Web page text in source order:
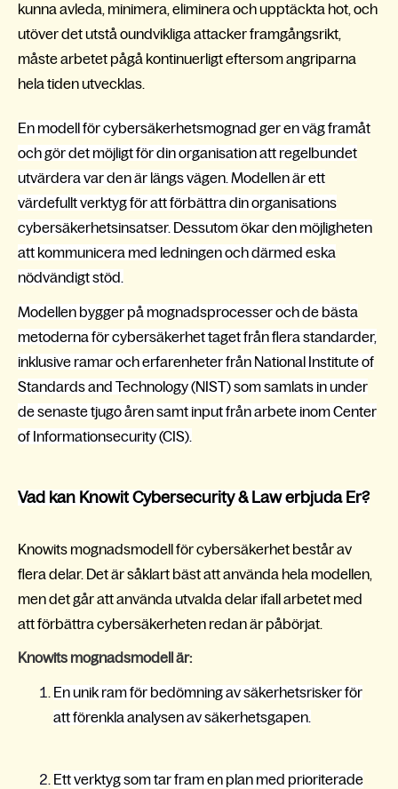
kunna avleda, minimera, eliminera och upptäckta hot, och
utöver det utstå oundvikliga attacker framgångsrikt,
måste arbetet pågå kontinuerligt eftersom angriparna
hela tiden utvecklas.
En modell för cybersäkerhetsmognad ger en väg framåt
och gör det möjligt för din organisation att regelbundet
utvärdera var den är längs vägen. Modellen är ett
värdefullt verktyg för att förbättra din organisations
cybersäkerhetsinsatser. Dessutom ökar den möjligheten
att kommunicera med ledningen och därmed eska
nödvändigt stöd.
Modellen bygger på mognadsprocesser och de bästa
metoderna för cybersäkerhet taget från flera standarder,
inklusive ramar och erfarenheter från National Institute of
Standards and Technology (NIST) som samlats in under
de senaste tjugo åren samt input från arbete inom Center
of Informationsecurity (CIS).
Vad kan Knowit Cybersecurity & Law erbjuda Er?
Knowits mognadsmodell för cybersäkerhet består av
flera delar. Det är såklart bäst att använda hela modellen,
men det går att använda utvalda delar ifall arbetet med
att förbättra cybersäkerheten redan är påbörjat.
Knowits mognadsmodell är:
En unik ram för bedömning av säkerhetsrisker för
att förenkla analysen av säkerhetsgapen.
Ett verktyg som tar fram en plan med prioriterade